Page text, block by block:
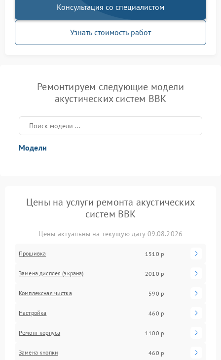
Консультация со специалистом
Узнать стоимость работ
Ремонтируем следующие модели
акустических систем BBK
Модели
Цены на услуги ремонта акустических
систем BBK
Цены актуальны на текущую дату 09.08.2026
Прошивка 1510 р
Замена дисплея (экрана) 2010 р
Комплексная чистка 590 р
Настройка 460 р
Ремонт корпуса 1100 р
Замена кнопки 460 р